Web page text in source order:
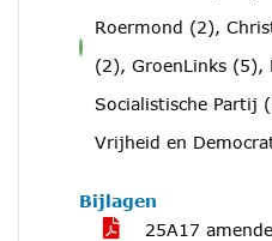
voor
Roermond (2),
(2), GroenLinks (5),
Socialistische Partij
Vrijheid en
Bijlagen
25A17